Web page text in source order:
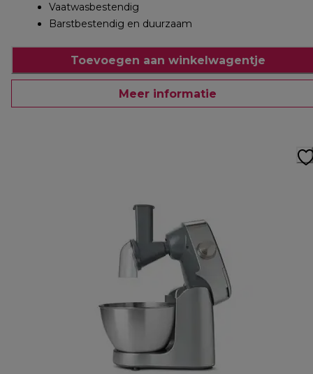
Vaatwasbestendig
Barstbestendig en duurzaam
Toevoegen aan winkelwagentje
Meer informatie